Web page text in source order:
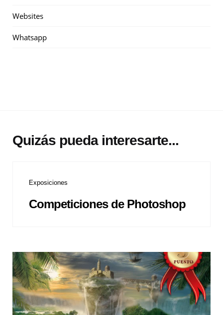
Websites
Whatsapp
Quizás pueda interesarte...
Exposiciones
Competiciones de Photoshop